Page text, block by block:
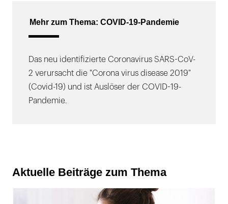
Mehr zum Thema: COVID-19-Pandemie
Das neu identifizierte Coronavirus SARS-CoV-
2 verursacht die "Corona virus disease 2019"
(Covid-19) und ist Auslöser der COVID-19-
Pandemie.
Aktuelle Beiträge zum Thema